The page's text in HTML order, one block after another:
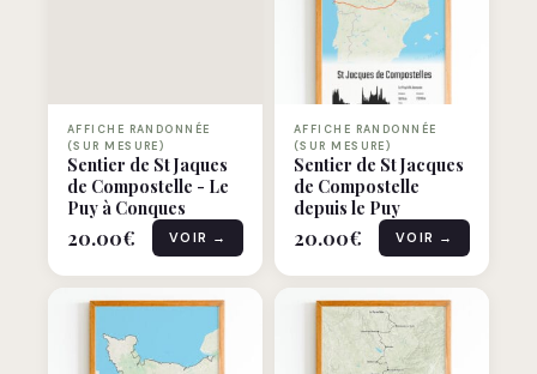
AFFICHE RANDONNÉE
(SUR MESURE)
Sentier de St Jaques
de Compostelle - Le
Puy à Conques
20.00€ VOIR →
AFFICHE RANDONNÉE
(SUR MESURE)
Sentier de St Jacques
de Compostelle
depuis le Puy
20.00€ VOIR →